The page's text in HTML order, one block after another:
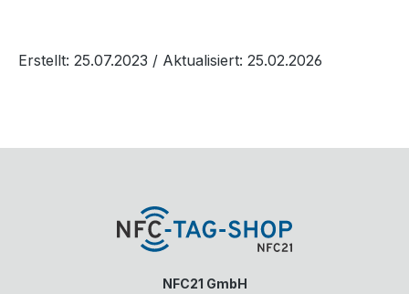
Erstellt: 25.07.2023 / Aktualisiert: 25.02.2026
NFC21 GmbH